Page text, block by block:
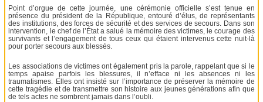
Point d’orgue de cette journée, une cérémonie officielle s’est tenue en
présence du président de la République, entouré d’élus, de représentants
des institutions, des forces de sécurité et des services de secours. Dans son
intervention, le chef de l’État a salué la mémoire des victimes, le courage des
survivants et l’engagement de tous ceux qui étaient intervenus cette nuit-là
pour porter secours aux blessés.
Les associations de victimes ont également pris la parole, rappelant que si le
temps apaise parfois les blessures, il n’efface ni les absences ni les
traumatismes. Elles ont insisté sur l’importance de préserver la mémoire de
cette tragédie et de transmettre son histoire aux jeunes générations afin que
de tels actes ne sombrent jamais dans l’oubli.